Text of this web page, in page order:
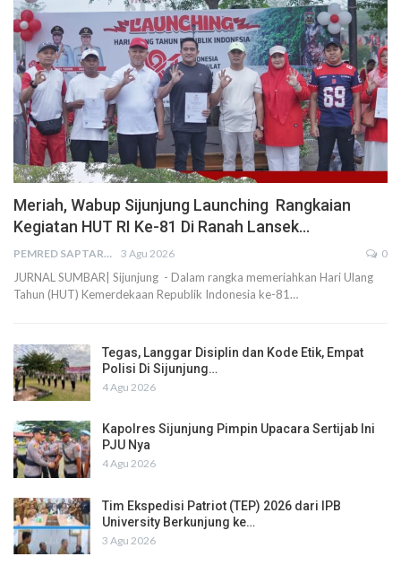
Meriah, Wabup Sijunjung Launching Rangkaian
Kegiatan HUT RI Ke-81 Di Ranah Lansek…
PEMRED SAPTARIUS 3 Agu 2026 0
JURNAL SUMBAR| Sijunjung - Dalam rangka memeriahkan Hari Ulang
Tahun (HUT) Kemerdekaan Republik Indonesia ke-81…
Tegas, Langgar Disiplin dan Kode Etik, Empat
Polisi Di Sijunjung…
4 Agu 2026
Kapolres Sijunjung Pimpin Upacara Sertijab Ini
PJU Nya
4 Agu 2026
Tim Ekspedisi Patriot (TEP) 2026 dari IPB
University Berkunjung ke…
3 Agu 2026